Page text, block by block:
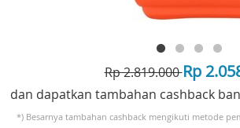
Rp 2.819.000Rp
dan dapatkan tambahan cashback
*) Besarnya tambahan cashback mengikuti metode